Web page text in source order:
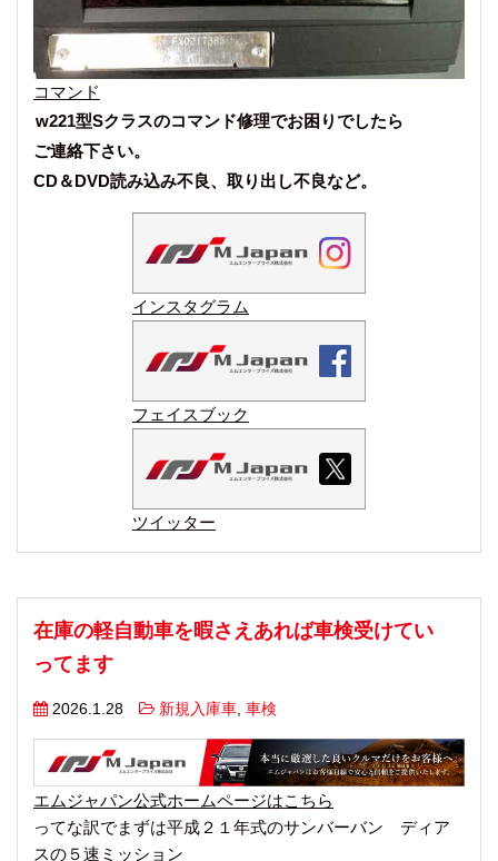
コマンド
w221型Sクラスのコマンド修理でお困りでしたら
ご連絡下さい。
CD＆DVD読み込み不良、取り出し不良など。
インスタグラム
フェイスブック
ツイッター
在庫の軽自動車を暇さえあれば車検受けてい
ってます
2026.1.28 新規入庫車, 車検
エムジャパン公式ホームページはこちら
ってな訳でまずは平成２１年式のサンバーバン ディア
スの５速ミッション